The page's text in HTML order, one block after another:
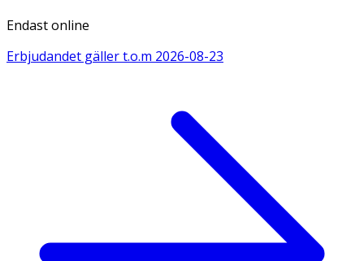
Endast online
Erbjudandet gäller t.o.m 2026-08-23